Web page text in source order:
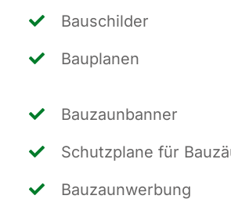
Bau­schil­der
Bau­pla­nen
Bau­zaun­ban­ner
Schutz­pla­ne für
Bau­zaun­wer­bung